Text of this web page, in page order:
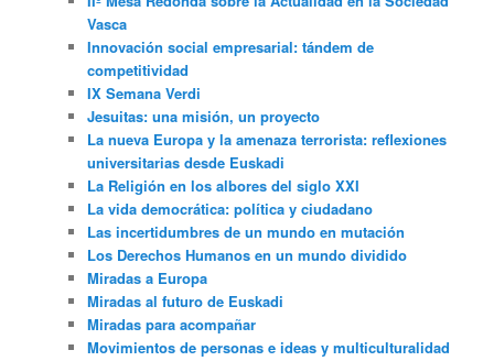
Vasca
Innovación social empresarial: tándem de
competitividad
IX Semana Verdi
Jesuitas: una misión, un proyecto
La nueva Europa y la amenaza terrorista: reflexiones
universitarias desde Euskadi
La Religión en los albores del siglo XXI
La vida democrática: política y ciudadano
Las incertidumbres de un mundo en mutación
Los Derechos Humanos en un mundo dividido
Miradas a Europa
Miradas al futuro de Euskadi
Miradas para acompañar
Movimientos de personas e ideas y multiculturalidad